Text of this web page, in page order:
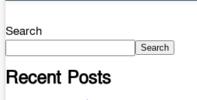
Search
Search
Recent Posts